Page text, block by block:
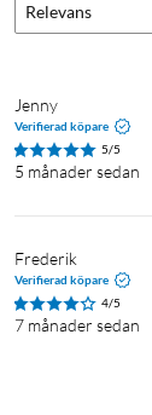
Relevans
Jenny
Verifierad köpare
5/5
5 månader sedan
Frederik
Verifierad köpare
4/5
7 månader sedan